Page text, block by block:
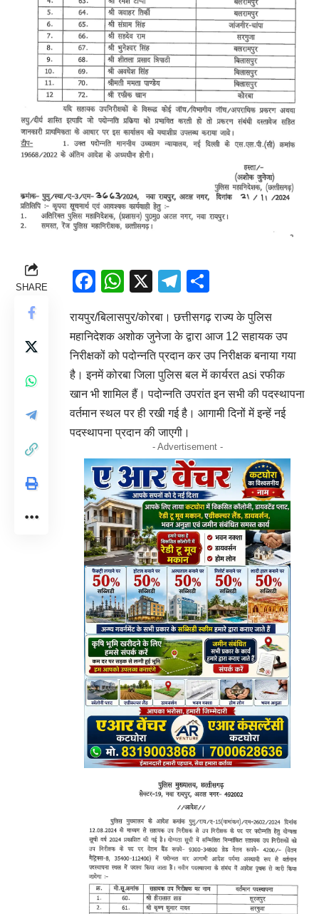
SHARE Facebook
WhatsApp
X Telegram
रायपुर/बिलासपुर/कोरबा। छत्तीसगढ़ राज्य के पुलिस
महानिदेशक अशोक जुनेजा के द्वारा आज 12 सहायक उप
निरीक्षकों को पदोन्नति प्रदान कर उप निरीक्षक बनाया गया
है। इनमें कोरबा जिला पुलिस बल में कार्यरत asi रफीक
खान भी शामिल हैं। पदोन्नति उपरांत इन सभी की पदस्थापना
वर्तमान स्थल पर ही रखी गई है। आगामी दिनों में इन्हें नई
पदस्थापना प्रदान की जाएगी।
- Advertisement -